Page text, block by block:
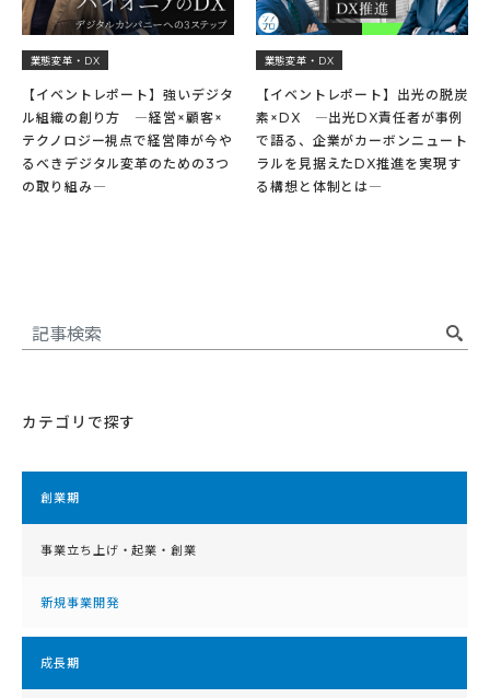
業態変革・DX
【イベントレポート】強いデジタ
ル組織の創り方 ―経営×顧客×
テクノロジー視点で経営陣が今や
るべきデジタル変革のための3つ
の取り組み―
業態変革・DX
【イベントレポート】出光の脱炭
素×DX ―出光DX責任者が事例
で語る、企業がカーボンニュート
ラルを見据えたDX推進を実現す
る構想と体制とは―
カテゴリで探す
創業期
事業立ち上げ・起業・創業
新規事業開発
成⻑期